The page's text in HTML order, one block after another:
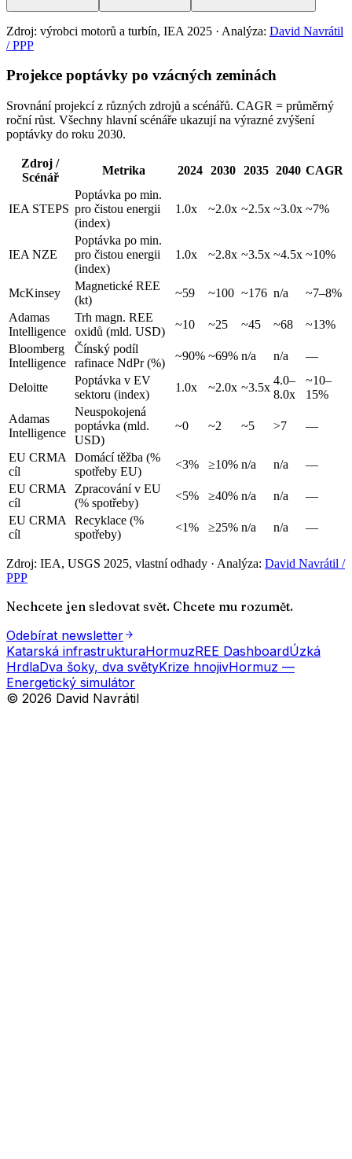
Zdroj: výrobci motorů a turbín, IEA 2025 · Analýza: David Navrátil
/ PPP
Projekce poptávky po vzácných zeminách
Srovnání projekcí z různých zdrojů a scénářů. CAGR = průměrný
roční růst. Všechny hlavní scénáře ukazují na výrazné zvýšení
poptávky do roku 2030.
Zdroj /
Scénář
Metrika 2024 2030 2035 2040 CAGR
IEA STEPS
Poptávka po min.
pro čistou energii
(index)
1.0x ~2.0x ~2.5x ~3.0x ~7%
IEA NZE
Poptávka po min.
pro čistou energii
(index)
1.0x ~2.8x ~3.5x ~4.5x ~10%
McKinsey
Magnetické REE
(kt)
~59 ~100 ~176 n/a
~7–8%
Adamas
Intelligence
Trh magn. REE
oxidů (mld. USD)
~10 ~25 ~45 ~68
~13%
Bloomberg
Intelligence
Čínský podíl
rafinace NdPr (%)
~90% ~69% n/a n/a —
Deloitte
Poptávka v EV
sektoru (index)
1.0x ~2.0x ~3.5x
4.0–
8.0x
~10–
15%
Adamas
Intelligence
Neuspokojená
poptávka (mld.
USD)
~0 ~2 ~5 >7 —
EU CRMA
cíl
Domácí těžba (%
spotřeby EU)
<3% ≥10% n/a n/a
—
EU CRMA
cíl
Zpracování v EU
(% spotřeby)
<5% ≥40% n/a n/a
—
EU CRMA
cíl
Recyklace (%
spotřeby)
<1% ≥25% n/a n/a —
Zdroj: IEA, USGS 2025, vlastní odhady · Analýza: David Navrátil /
PPP
Nechcete jen sledovat svět. Chcete mu rozumět.
Odebírat newsletter
Katarská infrastrukturaHormuzREE DashboardÚzká
HrdlaDva šoky, dva světyKrize hnojivHormuz —
Energetický simulátor
© 2026 David Navrátil